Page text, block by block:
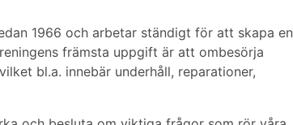
1966 och arbetar ständigt för att skapa en
främsta uppgift är att ombesörja
bl.a. innebär underhåll, reparationer,